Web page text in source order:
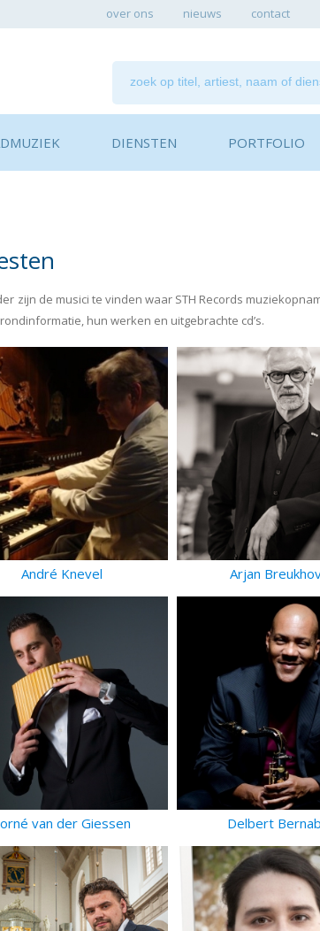
over ons nieuws contact
DIENSTEN PORTFOLIO
zijn de musici te vinden waar STH Records
hun werken en uitgebrachte cd’s.
André Knevel Arjan
van der Giessen Delbert